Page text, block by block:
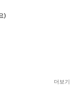
)
더보기